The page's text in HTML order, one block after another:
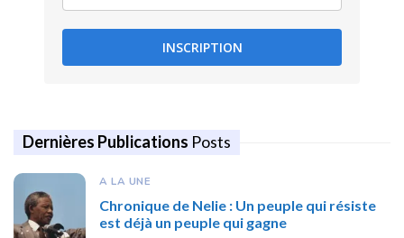
INSCRIPTION
Dernières Publications Posts
A LA UNE
Chronique de Nelie : Un peuple qui résiste
est déjà un peuple qui gagne